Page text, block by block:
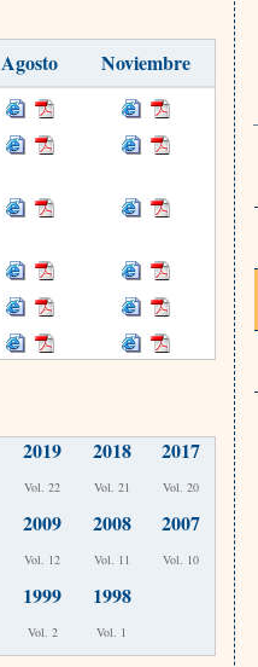
Agosto Noviembre
2019
Vol. 22
2018
Vol. 21
2017
Vol. 20
2009
Vol. 12
2008
Vol. 11
2007
Vol. 10
1999
Vol. 2
1998
Vol. 1